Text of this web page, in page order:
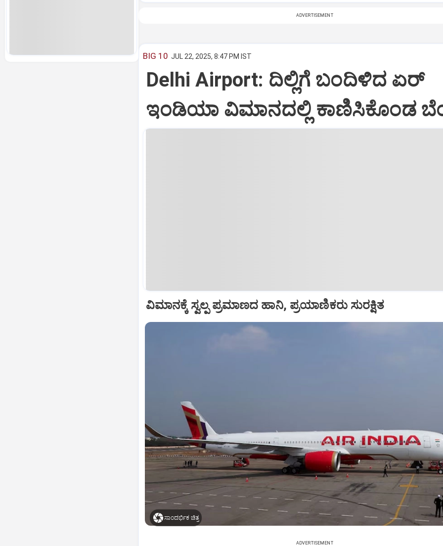
ADVERTISEMENT
BIG 10 JUL 22, 2025, 8:47 PM IST
Delhi Airport: ದಿಲ್ಲಿಗೆ ಬಂದಿಳಿದ ಏರ್‌
ಇಂಡಿಯಾ ವಿಮಾನದಲ್ಲಿ ಕಾಣಿಸಿಕೊಂಡ
ವಿಮಾನಕ್ಕೆ ಸ್ವಲ್ಪ ಪ್ರಮಾಣದ ಹಾನಿ, ಪ್ರಯಾಣಿಕರು ಸುರಕ್ಷಿತ
ಸಾಂದರ್ಭಿಕ ಚಿತ್ರ
ADVERTISEMENT